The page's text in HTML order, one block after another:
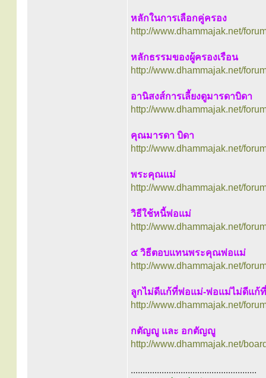
หลักในการเลือกคู่ครอง
http://www.dhammajak.net/
หลักธรรมของผู้ครองเรือน
http://www.dhammajak.net/
อานิสงส์การเลี้ยงดูมารดาบิดา
http://www.dhammajak.net/
คุณมารดา บิดา
http://www.dhammajak.net/
พระคุณแม่
http://www.dhammajak.net/
วิธีใช้หนี้พ่อแม่
http://www.dhammajak.net/
๕ วิธีตอบแทนพระคุณพ่อแม่
http://www.dhammajak.net/
ลูกไม่ดีแก้ที่พ่อแม่-พ่อแม่ไม่ดีแก้
http://www.dhammajak.net/
กตัญญู และ อกตัญญู
http://www.dhammajak.net/
.....................................................